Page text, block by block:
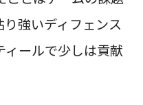
強いディフェンス
ールで少しは貢献